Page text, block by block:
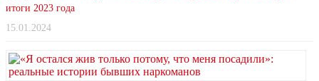
итоги 2023 года
15.01.2024